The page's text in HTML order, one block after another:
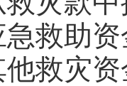
救助
救灾